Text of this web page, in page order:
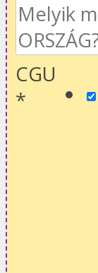
CGU
*